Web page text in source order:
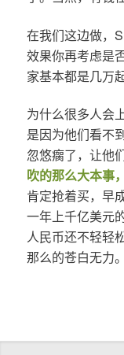
在我们这边做，
效果你再考虑是
家基本都是几万
为什么很多人会
是因为他们看不
忽悠瘸了，让他
吹的那么大本事
肯定抢着买，早
一年上千亿美元
人民币还不轻轻
那么的苍白无力。